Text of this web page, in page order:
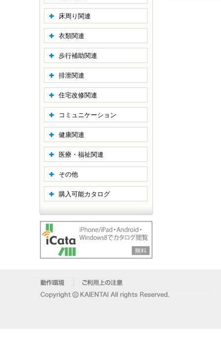
床周り関連
衣類関連
歩行補助関連
排泄関連
住宅改修関連
コミュニケーション
健康関連
医療・福祉関連
その他
購入可能カタログ